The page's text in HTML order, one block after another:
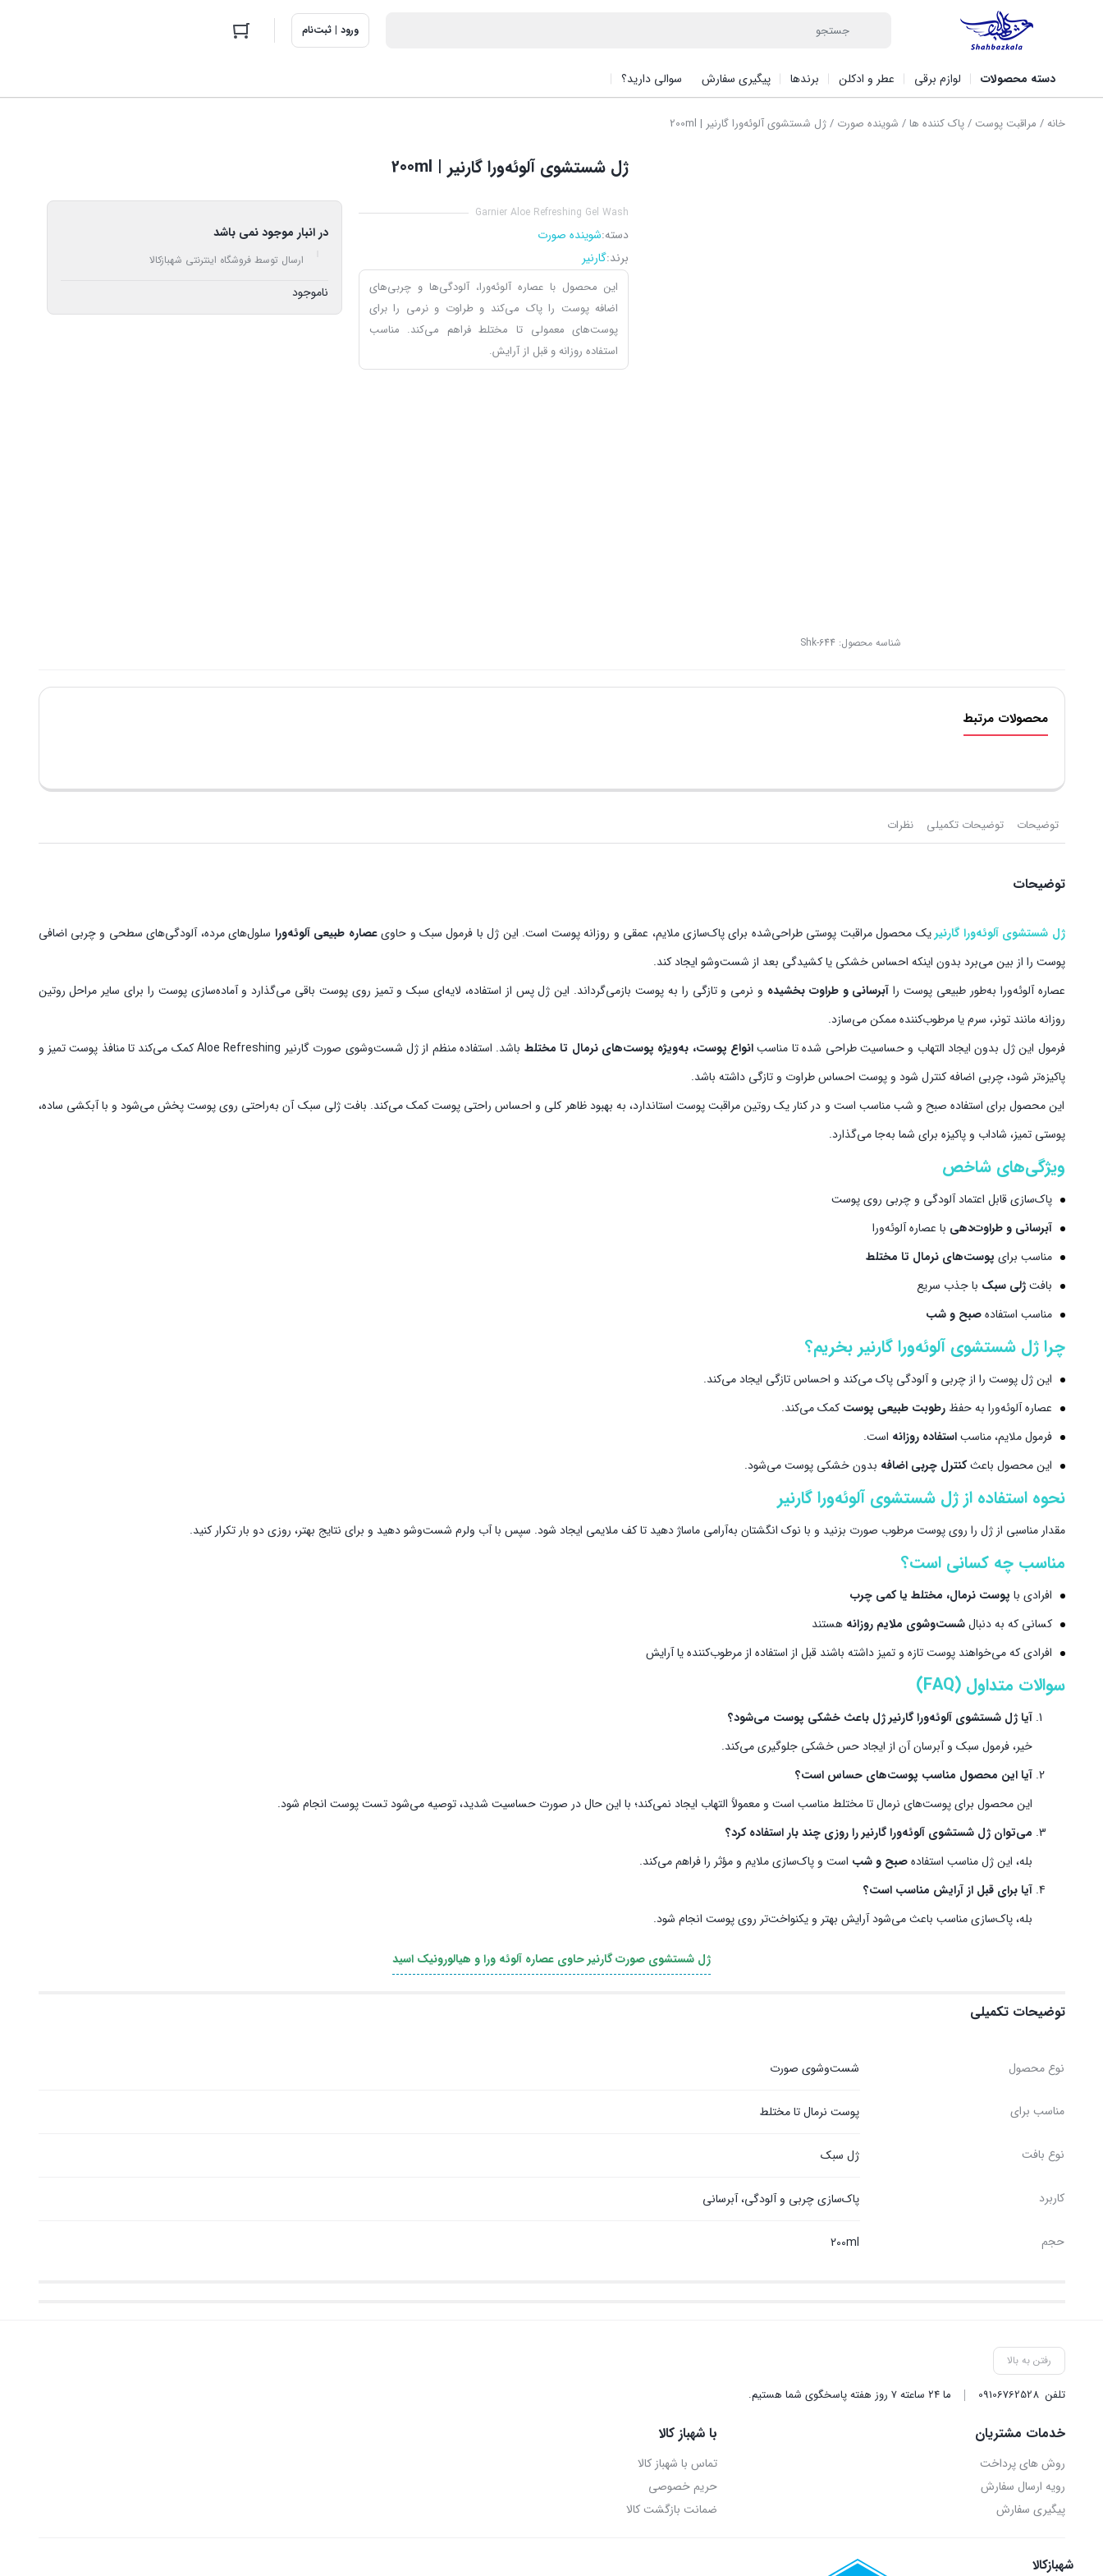
ورود | ثبت‌نام
دسته محصولات لوازم برقی عطر و ادکلن برندها پیگیری سفارش سوالی دارید؟
خانه/ مراقبت پوست /پاک کننده ها / شوینده صورت / ژل شستشوی آلوئه‌ورا گارنیر | 200ml
شناسه محصول: Shk-644
ژل شستشوی آلوئه‌ورا گارنیر | 200ml
Garnier Aloe Refreshing Gel Wash
دسته:شوینده صورت
برند:گارنیر
این محصول با عصاره آلوئه‌ورا، آلودگی‌ها و چربی‌های
اضافه پوست را پاک می‌کند و طراوت و نرمی را برای
پوست‌های معمولی تا مختلط فراهم می‌کند. مناسب
استفاده روزانه و قبل از آرایش.
در انبار موجود نمی باشد
ارسال توسط فروشگاه اینترنتی شهبازکالا
ناموجود
محصولات مرتبط
توضیحات توضیحات تکمیلی نظرات
توضیحات
ژل شستشوی آلوئه‌ورا گارنیریک محصول مراقبت پوستی طراحی‌شده برای پاک‌سازی ملایم، عمقی و روزانه پوست است. این ژل با فرمول سبک و حاویعصاره طبیعی آلوئه‌ورا سلول‌های مرده، آلودگی‌های سطحی و چربی اضافی
پوست را از بین می‌برد بدون اینکه احساس خشکی یا کشیدگی بعد از شست‌وشو ایجاد کند.
عصاره آلوئه‌ورا به‌طور طبیعی پوست را آبرسانی و طراوت بخشیده و نرمی و تازگی را به پوست بازمی‌گرداند. این ژل پس از استفاده، لایه‌ای سبک و تمیز روی پوست باقی می‌گذارد و آماده‌سازی پوست را برای سایر مراحل روتین
روزانه مانند تونر، سرم یا مرطوب‌کننده ممکن می‌سازد.
فرمول این ژل بدون ایجاد التهاب و حساسیت طراحی شده تا مناسبانواع پوست، به‌ویژه پوست‌های نرمال تا مختلط
باشد. استفاده منظم از ژل شست‌وشوی صورت گارنیر Aloe Refreshing کمک می‌کند تا منافذ پوست تمیز و
پاکیزه‌تر شود، چربی اضافه کنترل شود و پوست احساس طراوت و تازگی داشته باشد.
این محصول برای استفاده صبح و شب مناسب است و در کنار یک روتین مراقبت پوست استاندارد، به بهبود ظاهر کلی و احساس راحتی پوست کمک می‌کند. بافت ژلی سبک آن به‌راحتی روی پوست پخش می‌شود و با آبکشی ساده،
پوستی تمیز، شاداب و پاکیزه برای شما به‌جا می‌گذارد.
ویژگی‌های شاخص
پاک‌سازی قابل اعتماد آلودگی و چربی روی پوست
آبرسانی و طراوت‌دهی با عصاره آلوئه‌ورا
مناسب برای پوست‌های نرمال تا مختلط
بافتژلی سبک با جذب سریع
مناسب استفادهصبح و شب
چرا ژل شستشوی آلوئه‌ورا گارنیر بخریم؟
این ژل پوست را از چربی و آلودگی پاک می‌کند و احساس تازگی ایجاد می‌کند.
عصاره آلوئه‌ورا به حفظرطوبت طبیعی پوست کمک می‌کند.
فرمول ملایم، مناسباستفاده روزانه است.
این محصول باعثکنترل چربی اضافه بدون خشکی پوست می‌شود.
نحوه استفاده از ژل شستشوی آلوئه‌ورا گارنیر
مقدار مناسبی از ژل را روی پوست مرطوب صورت بزنید و با نوک انگشتان به‌آرامی ماساژ دهید تا کف ملایمی ایجاد شود. سپس با آب ولرم شست‌وشو دهید و برای نتایج بهتر، روزی دو بار تکرار کنید.
مناسب چه کسانی است؟
افرادی با پوست نرمال، مختلط یا کمی چرب
کسانی که به دنبالشست‌وشوی ملایم روزانه هستند
افرادی که می‌خواهند پوست تازه و تمیز داشته باشند قبل از استفاده از مرطوب‌کننده یا آرایش
سوالات متداول (FAQ)
آیا ژل شستشوی آلوئه‌ورا گارنیر ژل باعث خشکی پوست می‌شود؟
خیر، فرمول سبک و آبرسان آن از ایجاد حس خشکی جلوگیری می‌کند.
آیا این محصول مناسب پوست‌های حساس است؟
این محصول برای پوست‌های نرمال تا مختلط مناسب است و معمولاً التهاب ایجاد نمی‌کند؛ با این حال در صورت حساسیت شدید، توصیه می‌شود تست پوست انجام شود.
می‌توان ژل شستشوی آلوئه‌ورا گارنیر را روزی چند بار استفاده کرد؟
بله، این ژل مناسب استفادهصبح و شب است و پاک‌سازی ملایم و مؤثر را فراهم می‌کند.
آیا برای قبل از آرایش مناسب است؟
بله، پاک‌سازی مناسب باعث می‌شود آرایش بهتر و یکنواخت‌تر روی پوست انجام شود.
ژل شستشوی صورت گارنیر حاوی عصاره آلوئه ورا و هیالورونیک اسید
توضیحات تکمیلی
نوع محصول شست‌وشوی صورت
مناسب برای پوست نرمال تا مختلط
نوع بافت ژل سبک
کاربرد پاک‌سازی چربی و آلودگی، آبرسانی
حجم 200ml
رفتن به بالا
تلفن09106762528 ما ۲۴ ساعته ۷ روز هفته پاسخگوی شما هستیم.
خدمات مشتریان
روش‌ های پرداخت
رویه ارسال سفارش
پیگیری سفارش
با شهباز کالا
تماس با شهباز کالا
حریم خصوصی
ضمانت بازگشت کالا
شهبازکالا